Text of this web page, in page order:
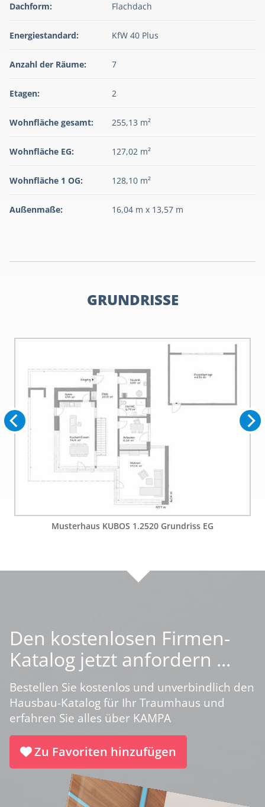
Dachform: Flachdach
Energiestandard: KfW 40 Plus
Anzahl der Räume: 7
Etagen: 2
Wohnfläche gesamt: 255,13 m²
Wohnfläche EG: 127,02 m²
Wohnfläche 1 OG: 128,10 m²
Außenmaße: 16,04 m x 13,57 m
GRUNDRISSE
Musterhaus KUBOS 1.2520 Grundriss EG
Den kostenlosen Firmen-
Katalog jetzt anfordern ...
Bestellen Sie kostenlos und unverbindlich den
Hausbau-Katalog für Ihr Traumhaus und
erfahren Sie alles über KAMPA
Zu Favoriten hinzufügen